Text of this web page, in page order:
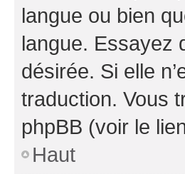
langue ou bien
langue. Essayez
désirée. Si elle
traduction. Vous
phpBB (voir le
Haut